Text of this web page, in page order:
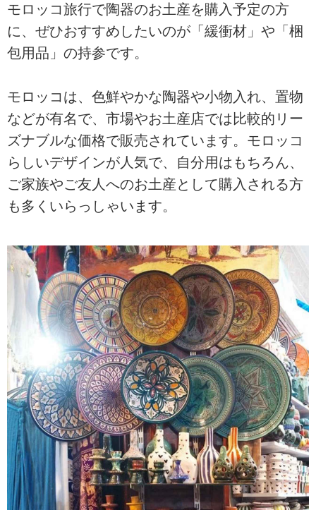
モロッコ旅行で陶器のお土産を購入予定の方
に、ぜひおすすめしたいのが「緩衝材」や「梱
包用品」の持参です。
モロッコは、色鮮やかな陶器や小物入れ、置物
などが有名で、市場やお土産店では比較的リー
ズナブルな価格で販売されています。モロッコ
らしいデザインが人気で、自分用はもちろん、
ご家族やご友人へのお土産として購入される方
も多くいらっしゃいます。